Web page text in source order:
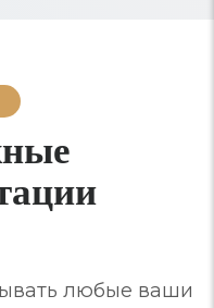
любые ваши